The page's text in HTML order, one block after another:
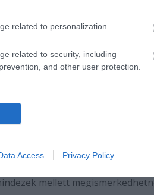
related to personalization.
related to security, including
and other user protection.
Access Privacy Policy
mesterkurzuson
mellett